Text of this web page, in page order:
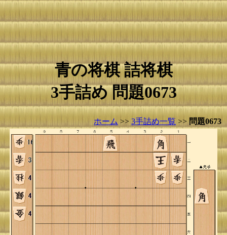
青の将棋 詰将棋
3手詰め 問題0673
ホーム >> 3手詰め一覧 >> 問題0673